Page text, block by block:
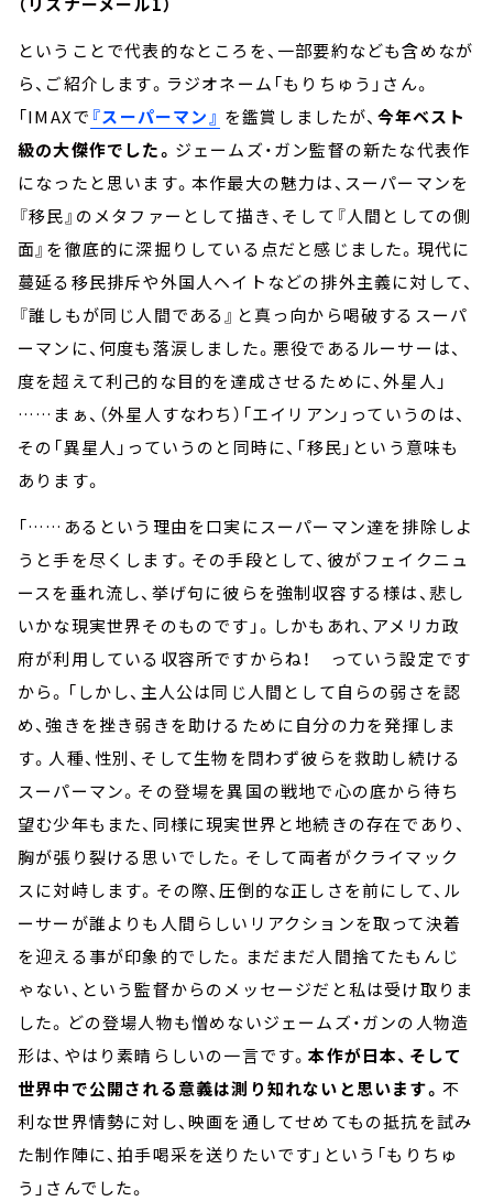
ということで代表的なところを、一部要約なども含めなが
ら、ご紹介します。ラジオネーム「もりちゅう」さん。
「IMAXで 『スーパーマン』 を鑑賞しましたが、 今年ベスト
級の大傑作でした。 ジェームズ・ガン監督の新たな代表作
になったと思います。本作最大の魅力は、スーパーマンを
『移民』のメタファーとして描き、そして『人間としての側
面』を徹底的に深掘りしている点だと感じました。現代に
蔓延る移民排斥や外国人ヘイトなどの排外主義に対して、
『誰しもが同じ人間である』と真っ向から喝破するスーパ
ーマンに、何度も落涙しました。悪役であるルーサーは、
度を超えて利己的な目的を達成させるために、外星人」
……まぁ、（外星人すなわち）「エイリアン」っていうのは、
その「異星人」っていうのと同時に、「移民」という意味も
あります。
「……あるという理由を口実にスーパーマン達を排除しよ
うと手を尽くします。その手段として、彼がフェイクニュ
ースを垂れ流し、挙げ句に彼らを強制収容する様は、悲し
いかな現実世界そのものです」。しかもあれ、アメリカ政
府が利用している収容所ですからね！ っていう設定です
から。「しかし、主人公は同じ人間として自らの弱さを認
め、強きを挫き弱きを助けるために自分の力を発揮しま
す。人種、性別、そして生物を問わず彼らを救助し続ける
スーパーマン。その登場を異国の戦地で心の底から待ち
望む少年もまた、同様に現実世界と地続きの存在であり、
胸が張り裂ける思いでした。そして両者がクライマック
スに対峙します。その際、圧倒的な正しさを前にして、ル
ーサーが誰よりも人間らしいリアクションを取って決着
を迎える事が印象的でした。まだまだ人間捨てたもんじ
ゃない、という監督からのメッセージだと私は受け取りま
した。どの登場人物も憎めないジェームズ・ガンの人物造
形は、やはり素晴らしいの一言です。本作が日本、そして
世界中で公開される意義は測り知れないと思います。 不
利な世界情勢に対し、映画を通してせめてもの抵抗を試み
た制作陣に、拍手喝采を送りたいです」という「もりちゅ
う」さんでした。